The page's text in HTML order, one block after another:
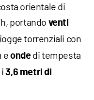
orientale di
portando venti
torrenziali con
eondedi tempesta
i3,6 metri di